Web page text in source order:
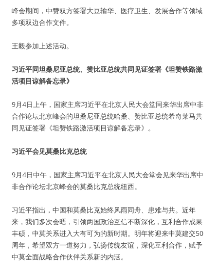
峰会期间，中赞双方签署大豆输华、医疗卫生、发展合作等领域
多项双边合作文件。
王毅参加上述活动。
习近平同坦桑尼亚总统、赞比亚总统共同见证签署《坦赞铁路激
活项目谅解备忘录》
9月4日上午，国家主席习近平在北京人民大会堂同来华出席中非
合作论坛北京峰会的坦桑尼亚总统哈桑、赞比亚总统希奇莱马共
同见证签署《坦赞铁路激活项目谅解备忘录》。
习近平会见莫桑比克总统
9月4日中午，国家主席习近平在北京人民大会堂会见来华出席中
非合作论坛北京峰会的莫桑比克总统纽西。
习近平指出，中国和莫桑比克始终风雨同舟、患难与共。近年
来，我们多次会晤，引领两国政治互信不断深化，互利合作成果
丰硕，中莫关系进入大有可为的新时期。明年将迎来中莫建交50
周年，希望双方一道努力，弘扬传统友谊，深化互利合作，赋予
中莫全面战略合作伙伴关系新的内涵。